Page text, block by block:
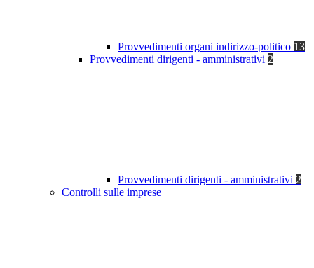
Provvedimenti organi indirizzo-politico 13
Provvedimenti dirigenti - amministrativi 2
Provvedimenti dirigenti - amministrativi 2
Controlli sulle imprese